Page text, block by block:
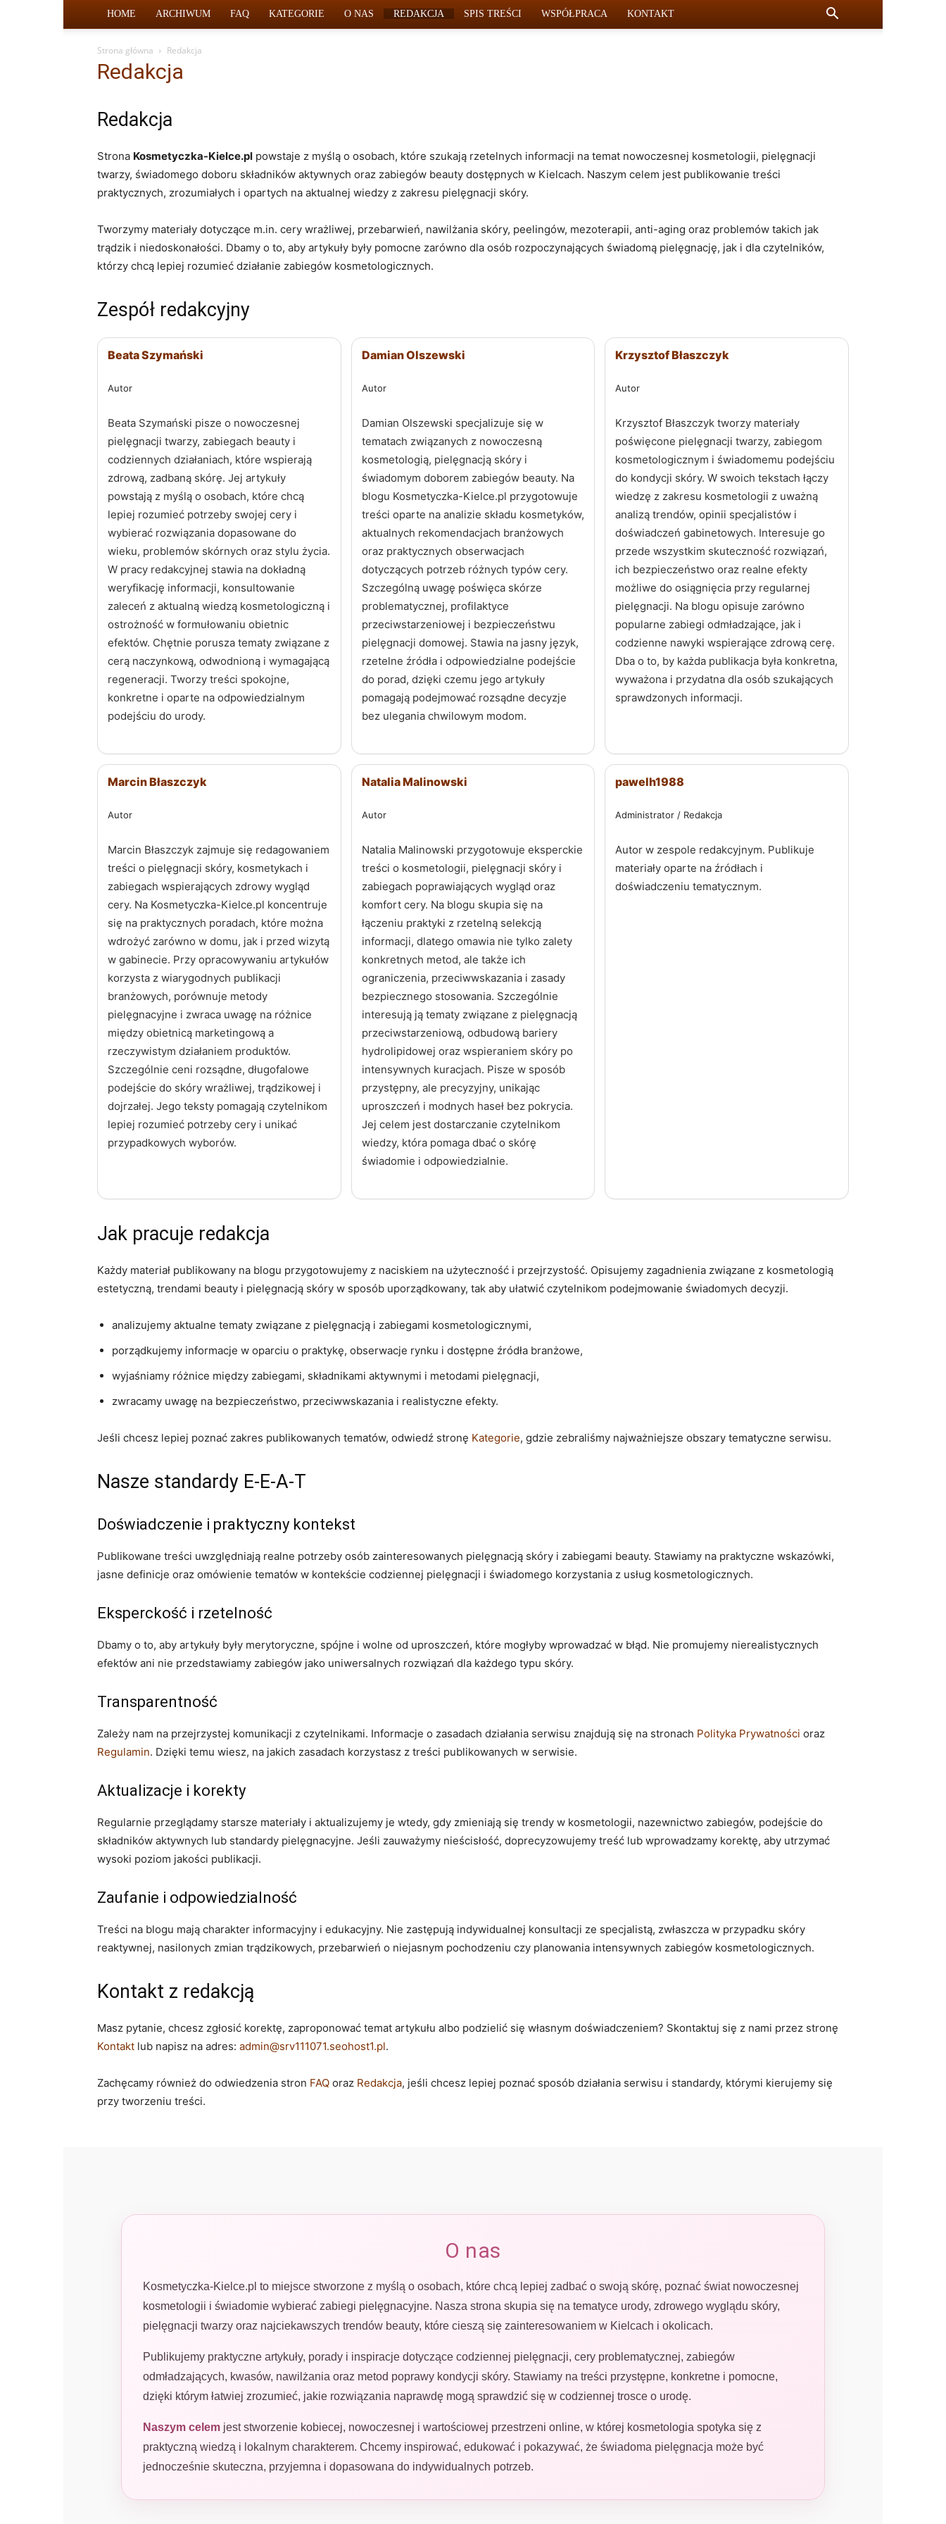
HOME ARCHIWUM FAQ KATEGORIE O NAS REDAKCJA SPIS TREŚCI WSPÓŁPRACA KONTAKT
Strona główna Redakcja
Redakcja
Redakcja
Strona Kosmetyczka-Kielce.pl powstaje z myślą o osobach, które szukają rzetelnych informacji na temat nowoczesnej kosmetologii, pielęgnacji
twarzy, świadomego doboru składników aktywnych oraz zabiegów beauty dostępnych w Kielcach. Naszym celem jest publikowanie treści
praktycznych, zrozumiałych i opartych na aktualnej wiedzy z zakresu pielęgnacji skóry.
Tworzymy materiały dotyczące m.in. cery wrażliwej, przebarwień, nawilżania skóry, peelingów, mezoterapii, anti-aging oraz problemów takich jak
trądzik i niedoskonałości. Dbamy o to, aby artykuły były pomocne zarówno dla osób rozpoczynających świadomą pielęgnację, jak i dla czytelników,
którzy chcą lepiej rozumieć działanie zabiegów kosmetologicznych.
Zespół redakcyjny
Beata Szymański
Autor
Beata Szymański pisze o nowoczesnej
pielęgnacji twarzy, zabiegach beauty i
codziennych działaniach, które wspierają
zdrową, zadbaną skórę. Jej artykuły
powstają z myślą o osobach, które chcą
lepiej rozumieć potrzeby swojej cery i
wybierać rozwiązania dopasowane do
wieku, problemów skórnych oraz stylu życia.
W pracy redakcyjnej stawia na dokładną
weryfikację informacji, konsultowanie
zaleceń z aktualną wiedzą kosmetologiczną i
ostrożność w formułowaniu obietnic
efektów. Chętnie porusza tematy związane z
cerą naczynkową, odwodnioną i wymagającą
regeneracji. Tworzy treści spokojne,
konkretne i oparte na odpowiedzialnym
podejściu do urody.
Damian Olszewski
Autor
Damian Olszewski specjalizuje się w
tematach związanych z nowoczesną
kosmetologią, pielęgnacją skóry i
świadomym doborem zabiegów beauty. Na
blogu Kosmetyczka-Kielce.pl przygotowuje
treści oparte na analizie składu kosmetyków,
aktualnych rekomendacjach branżowych
oraz praktycznych obserwacjach
dotyczących potrzeb różnych typów cery.
Szczególną uwagę poświęca skórze
problematycznej, profilaktyce
przeciwstarzeniowej i bezpieczeństwu
pielęgnacji domowej. Stawia na jasny język,
rzetelne źródła i odpowiedzialne podejście
do porad, dzięki czemu jego artykuły
pomagają podejmować rozsądne decyzje
bez ulegania chwilowym modom.
Krzysztof Błaszczyk
Autor
Krzysztof Błaszczyk tworzy materiały
poświęcone pielęgnacji twarzy, zabiegom
kosmetologicznym i świadomemu podejściu
do kondycji skóry. W swoich tekstach łączy
wiedzę z zakresu kosmetologii z uważną
analizą trendów, opinii specjalistów i
doświadczeń gabinetowych. Interesuje go
przede wszystkim skuteczność rozwiązań,
ich bezpieczeństwo oraz realne efekty
możliwe do osiągnięcia przy regularnej
pielęgnacji. Na blogu opisuje zarówno
popularne zabiegi odmładzające, jak i
codzienne nawyki wspierające zdrową cerę.
Dba o to, by każda publikacja była konkretna,
wyważona i przydatna dla osób szukających
sprawdzonych informacji.
Marcin Błaszczyk
Autor
Marcin Błaszczyk zajmuje się redagowaniem
treści o pielęgnacji skóry, kosmetykach i
zabiegach wspierających zdrowy wygląd
cery. Na Kosmetyczka-Kielce.pl koncentruje
się na praktycznych poradach, które można
wdrożyć zarówno w domu, jak i przed wizytą
w gabinecie. Przy opracowywaniu artykułów
korzysta z wiarygodnych publikacji
branżowych, porównuje metody
pielęgnacyjne i zwraca uwagę na różnice
między obietnicą marketingową a
rzeczywistym działaniem produktów.
Szczególnie ceni rozsądne, długofalowe
podejście do skóry wrażliwej, trądzikowej i
dojrzałej. Jego teksty pomagają czytelnikom
lepiej rozumieć potrzeby cery i unikać
przypadkowych wyborów.
Natalia Malinowski
Autor
Natalia Malinowski przygotowuje eksperckie
treści o kosmetologii, pielęgnacji skóry i
zabiegach poprawiających wygląd oraz
komfort cery. Na blogu skupia się na
łączeniu praktyki z rzetelną selekcją
informacji, dlatego omawia nie tylko zalety
konkretnych metod, ale także ich
ograniczenia, przeciwwskazania i zasady
bezpiecznego stosowania. Szczególnie
interesują ją tematy związane z pielęgnacją
przeciwstarzeniową, odbudową bariery
hydrolipidowej oraz wspieraniem skóry po
intensywnych kuracjach. Pisze w sposób
przystępny, ale precyzyjny, unikając
uproszczeń i modnych haseł bez pokrycia.
Jej celem jest dostarczanie czytelnikom
wiedzy, która pomaga dbać o skórę
świadomie i odpowiedzialnie.
pawelh1988
Administrator / Redakcja
Autor w zespole redakcyjnym. Publikuje
materiały oparte na źródłach i
doświadczeniu tematycznym.
Jak pracuje redakcja
Każdy materiał publikowany na blogu przygotowujemy z naciskiem na użyteczność i przejrzystość. Opisujemy zagadnienia związane z kosmetologią
estetyczną, trendami beauty i pielęgnacją skóry w sposób uporządkowany, tak aby ułatwić czytelnikom podejmowanie świadomych decyzji.
analizujemy aktualne tematy związane z pielęgnacją i zabiegami kosmetologicznymi,
porządkujemy informacje w oparciu o praktykę, obserwacje rynku i dostępne źródła branżowe,
wyjaśniamy różnice między zabiegami, składnikami aktywnymi i metodami pielęgnacji,
zwracamy uwagę na bezpieczeństwo, przeciwwskazania i realistyczne efekty.
Jeśli chcesz lepiej poznać zakres publikowanych tematów, odwiedź stronę Kategorie, gdzie zebraliśmy najważniejsze obszary tematyczne serwisu.
Nasze standardy E-E-A-T
Doświadczenie i praktyczny kontekst
Publikowane treści uwzględniają realne potrzeby osób zainteresowanych pielęgnacją skóry i zabiegami beauty. Stawiamy na praktyczne wskazówki,
jasne definicje oraz omówienie tematów w kontekście codziennej pielęgnacji i świadomego korzystania z usług kosmetologicznych.
Eksperckość i rzetelność
Dbamy o to, aby artykuły były merytoryczne, spójne i wolne od uproszczeń, które mogłyby wprowadzać w błąd. Nie promujemy nierealistycznych
efektów ani nie przedstawiamy zabiegów jako uniwersalnych rozwiązań dla każdego typu skóry.
Transparentność
Zależy nam na przejrzystej komunikacji z czytelnikami. Informacje o zasadach działania serwisu znajdują się na stronach Polityka Prywatności oraz
Regulamin. Dzięki temu wiesz, na jakich zasadach korzystasz z treści publikowanych w serwisie.
Aktualizacje i korekty
Regularnie przeglądamy starsze materiały i aktualizujemy je wtedy, gdy zmieniają się trendy w kosmetologii, nazewnictwo zabiegów, podejście do
składników aktywnych lub standardy pielęgnacyjne. Jeśli zauważymy nieścisłość, doprecyzowujemy treść lub wprowadzamy korektę, aby utrzymać
wysoki poziom jakości publikacji.
Zaufanie i odpowiedzialność
Treści na blogu mają charakter informacyjny i edukacyjny. Nie zastępują indywidualnej konsultacji ze specjalistą, zwłaszcza w przypadku skóry
reaktywnej, nasilonych zmian trądzikowych, przebarwień o niejasnym pochodzeniu czy planowania intensywnych zabiegów kosmetologicznych.
Kontakt z redakcją
Masz pytanie, chcesz zgłosić korektę, zaproponować temat artykułu albo podzielić się własnym doświadczeniem? Skontaktuj się z nami przez stronę
Kontakt lub napisz na adres: admin@srv111071.seohost1.pl.
Zachęcamy również do odwiedzenia stron FAQ oraz Redakcja, jeśli chcesz lepiej poznać sposób działania serwisu i standardy, którymi kierujemy się
przy tworzeniu treści.
O nas
Kosmetyczka-Kielce.pl to miejsce stworzone z myślą o osobach, które chcą lepiej zadbać o swoją skórę, poznać świat nowoczesnej
kosmetologii i świadomie wybierać zabiegi pielęgnacyjne. Nasza strona skupia się na tematyce urody, zdrowego wyglądu skóry,
pielęgnacji twarzy oraz najciekawszych trendów beauty, które cieszą się zainteresowaniem w Kielcach i okolicach.
Publikujemy praktyczne artykuły, porady i inspiracje dotyczące codziennej pielęgnacji, cery problematycznej, zabiegów
odmładzających, kwasów, nawilżania oraz metod poprawy kondycji skóry. Stawiamy na treści przystępne, konkretne i pomocne,
dzięki którym łatwiej zrozumieć, jakie rozwiązania naprawdę mogą sprawdzić się w codziennej trosce o urodę.
Naszym celem jest stworzenie kobiecej, nowoczesnej i wartościowej przestrzeni online, w której kosmetologia spotyka się z
praktyczną wiedzą i lokalnym charakterem. Chcemy inspirować, edukować i pokazywać, że świadoma pielęgnacja może być
jednocześnie skuteczna, przyjemna i dopasowana do indywidualnych potrzeb.